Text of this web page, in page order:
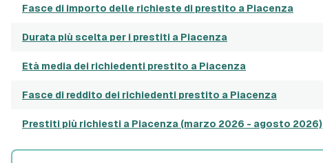
Fasce di importo delle richieste di prestito a Piacenza
Durata più scelta per i prestiti a Piacenza
Età media dei richiedenti prestito a Piacenza
Fasce di reddito dei richiedenti prestito a Piacenza
Prestiti più richiesti a Piacenza (marzo 2026 - agosto 2026)